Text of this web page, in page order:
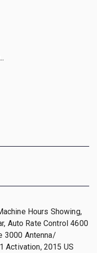
Hours Showing,
Auto Rate Control 4600
3000 Antenna/
Activation, 2015 US